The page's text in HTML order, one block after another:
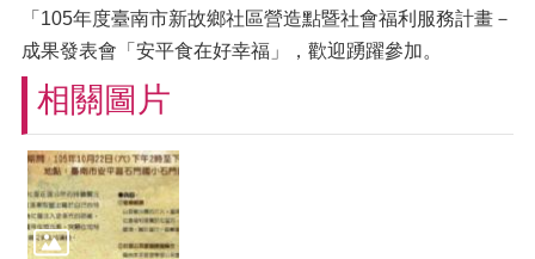
「105年度臺南市新故鄉社區營造點暨社會福利服務計畫－
成果發表會「安平食在好幸福」，歡迎踴躍參加。
相關圖片